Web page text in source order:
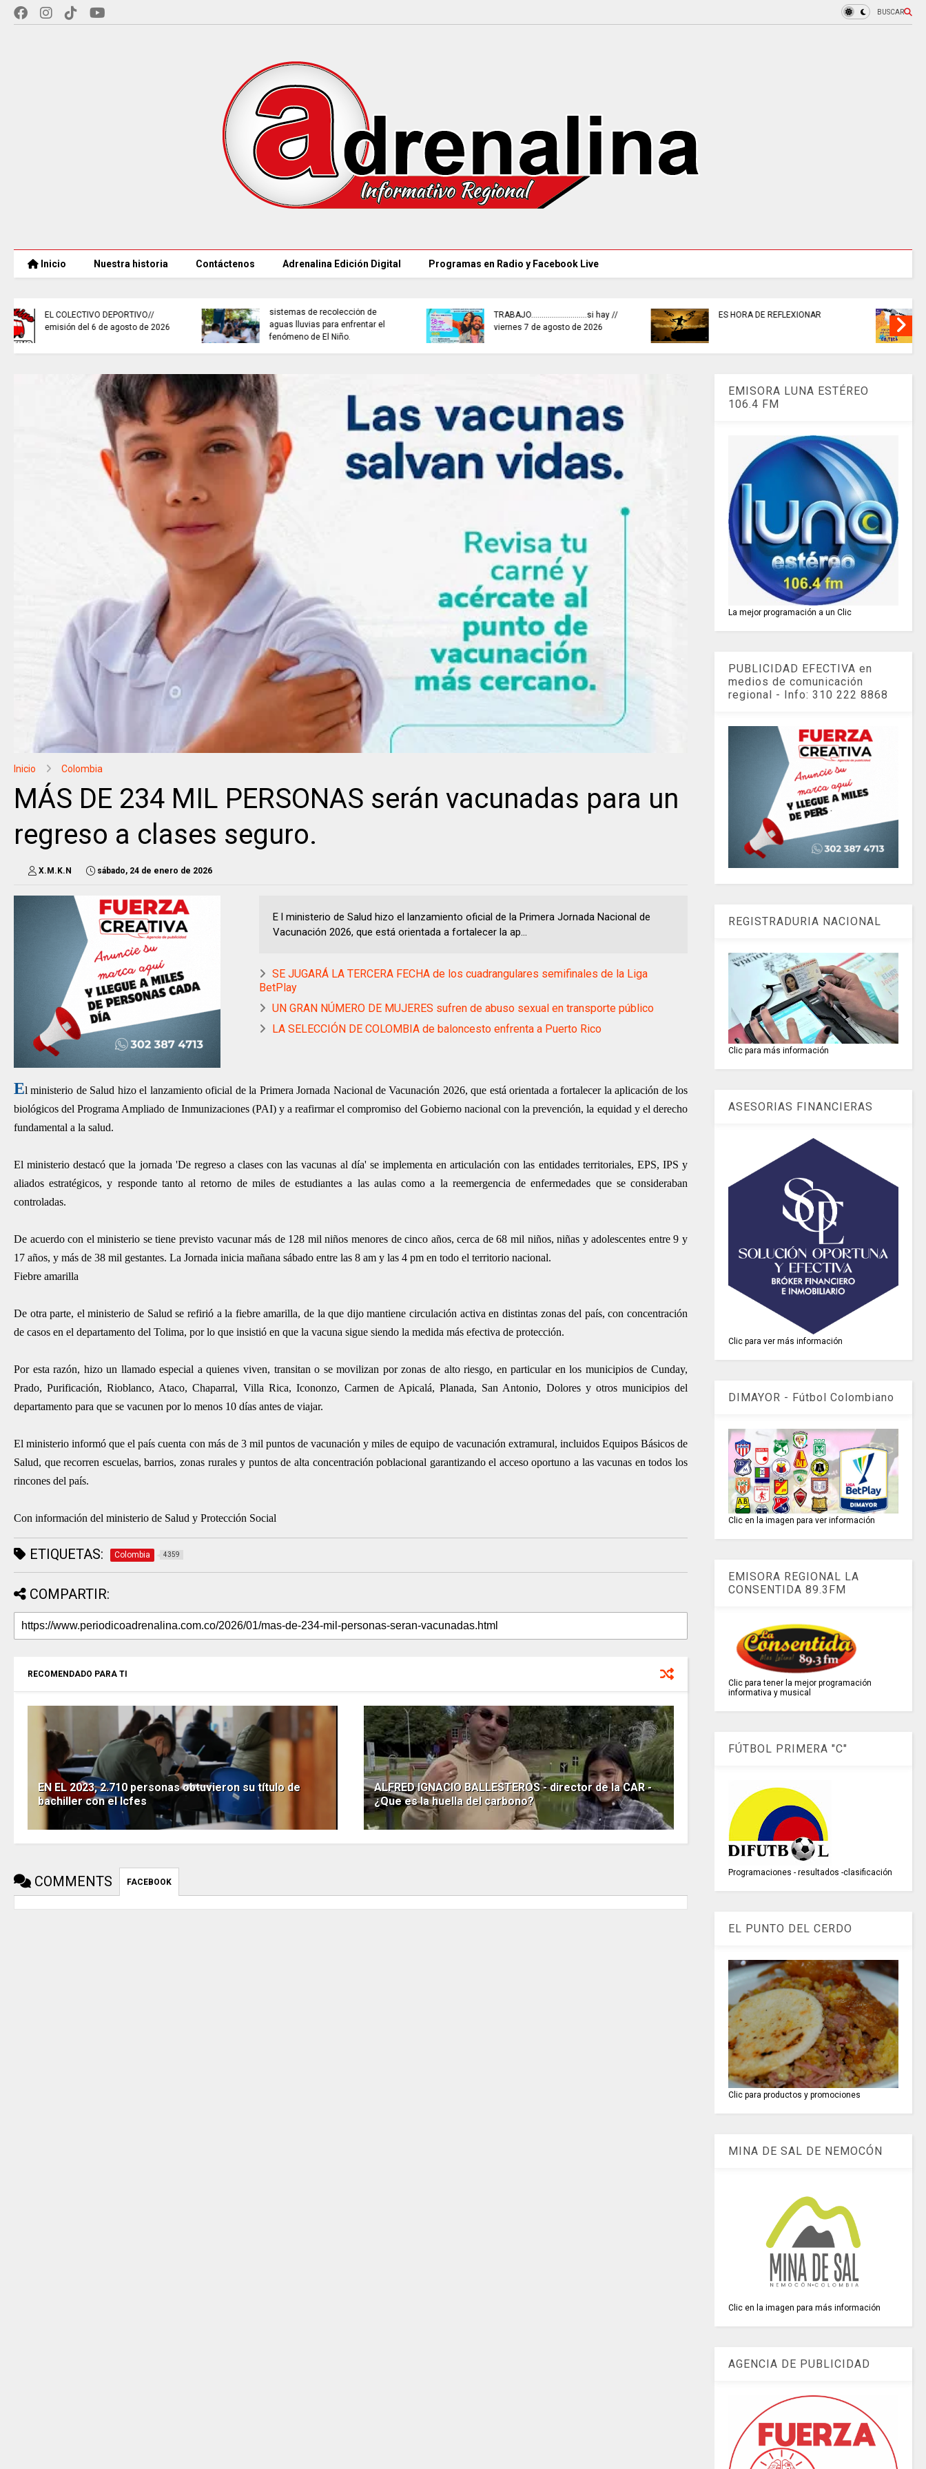
BUSCAR
Inicio Nuestra historia Contáctenos Adrenalina Edición Digital Programas en Radio y Facebook Live
sistemas de recolección de
aguas lluvias para enfrentar el
TRABAJO...........................si hay //
viernes 7 de agosto de 2026
ES HORA DE REFLEXIONAR
invitaciones públicas para
Inicio Colombia
MÁS DE 234 MIL PERSONAS serán vacunadas para un
regreso a clases seguro.
X.M.K.N sábado, 24 de enero de 2026
E l ministerio de Salud hizo el lanzamiento oficial de la Primera Jornada Nacional de
Vacunación 2026, que está orientada a fortalecer la ap...
SE JUGARÁ LA TERCERA FECHA de los cuadrangulares semifinales de la Liga
BetPlay
UN GRAN NÚMERO DE MUJERES sufren de abuso sexual en transporte público
LA SELECCIÓN DE COLOMBIA de baloncesto enfrenta a Puerto Rico
El ministerio de Salud hizo el lanzamiento oficial de la Primera Jornada Nacional de Vacunación 2026, que está orientada a fortalecer la aplicación de los
biológicos del Programa Ampliado de Inmunizaciones (PAI) y a reafirmar el compromiso del Gobierno nacional con la prevención, la equidad y el derecho
fundamental a la salud.
El ministerio destacó que la jornada 'De regreso a clases con las vacunas al día' se implementa en articulación con las entidades territoriales, EPS, IPS y
aliados estratégicos, y responde tanto al retorno de miles de estudiantes a las aulas como a la reemergencia de enfermedades que se consideraban
controladas.
De acuerdo con el ministerio se tiene previsto vacunar más de 128 mil niños menores de cinco años, cerca de 68 mil niños, niñas y adolescentes entre 9 y
17 años, y más de 38 mil gestantes. La Jornada inicia mañana sábado entre las 8 am y las 4 pm en todo el territorio nacional.
Fiebre a​​​marilla
De otra parte, el ministerio de Salud se refirió a la fiebre amarilla, de la que dijo mantiene circulación activa en distintas zonas del país, con concentración
de casos en el departamento del Tolima, por lo que insistió en que la vacuna sigue siendo la medida más efectiva de protección.
Por esta razón, hizo un llamado especial a quienes viven, transitan o se movilizan por zonas de alto riesgo, en particular en los municipios de Cunday,
Prado, Purificación, Rioblanco, Ataco, Chaparral, Villa Rica, Icononzo, Carmen de Apicalá, Planada, San Antonio, Dolores y otros municipios del
departamento para que se vacunen por lo menos 10 días antes de viajar.
El ministerio informó que el país cuenta con más de 3 mil puntos de vacunación y miles de equipo de vacunación extramural, incluidos Equipos Básicos de
Salud, que recorren escuelas, barrios, zonas rurales y puntos de alta concentración poblacional garantizando el acceso oportuno a las vacunas en todos los
rincones del país.
Con información del ministerio de Salud y Protección Social
ETIQUETAS: Colombia 4359
COMPARTIR:
RECOMENDADO PARA TI
EN EL 2023, 2.710 personas obtuvieron su título de
bachiller con el Icfes
ALFRED IGNACIO BALLESTEROS - director de la CAR -
¿Que es la huella del carbono?
COMMENTS FACEBOOK
EMISORA LUNA ESTÉREO
106.4 FM
La mejor programación a un Clic
PUBLICIDAD EFECTIVA en
medios de comunicación
regional - Info: 310 222 8868
REGISTRADURIA NACIONAL
Clic para más información
ASESORIAS FINANCIERAS
Clic para ver más información
DIMAYOR - Fútbol Colombiano
Clic en la imagen para ver información
EMISORA REGIONAL LA
CONSENTIDA 89.3FM
Clic para tener la mejor programación
informativa y musical
FÚTBOL PRIMERA "C"
Programaciones - resultados -clasificación
EL PUNTO DEL CERDO
Clic para productos y promociones
MINA DE SAL DE NEMOCÓN
Clic en la imagen para más información
AGENCIA DE PUBLICIDAD